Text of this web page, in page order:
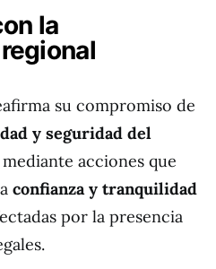
la
su compromiso de
y seguridad del
mediante acciones que
confianza y tranquilidad
por la presencia